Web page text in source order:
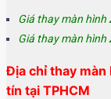
Giá thay màn hình
Giá thay màn hình
Địa chỉ thay màn
tín tại TPHCM